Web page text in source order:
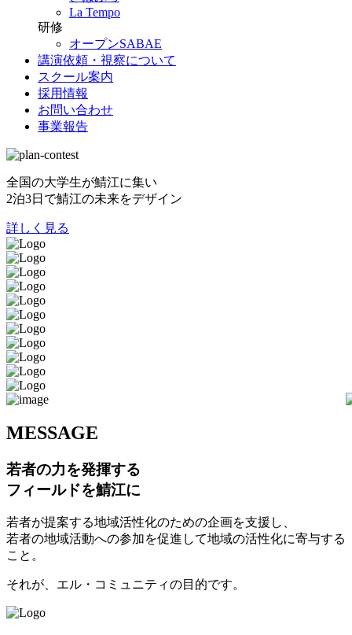
La Tempo
研修
オープンSABAE
講演依頼・視察について
スクール案内
採用情報
お問い合わせ
事業報告
全国の大学生が鯖江に集い
2泊3日で鯖江の未来をデザイン
詳しく見る
MESSAGE
若者の力を発揮する
フィールドを鯖江に
若者が提案する地域活性化のための企画を支援し、
若者の地域活動への参加を促進して地域の活性化に寄与する
こと。
それが、エル・コミュニティの目的です。